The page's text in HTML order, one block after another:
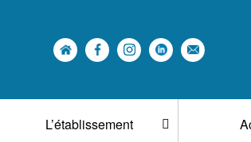
L’établissement